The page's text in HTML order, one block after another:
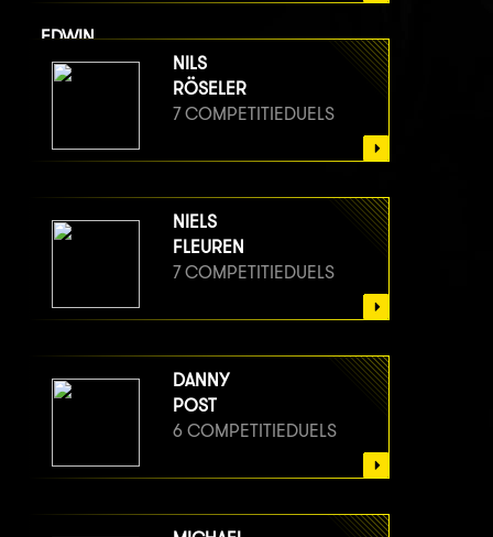
EDWIN
VAN BERGE HENEGOUWEN
7 COMPETITIEDUELS
NILS
RÖSELER
7 COMPETITIEDUELS
NIELS
FLEUREN
7 COMPETITIEDUELS
DANNY
POST
6 COMPETITIEDUELS